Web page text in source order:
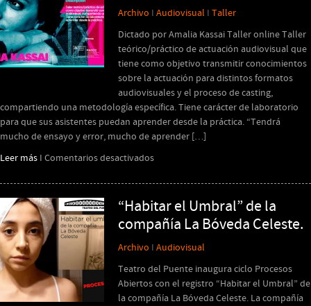
ejercicio
memoria”
Archivo I Audiovisual I Taller
Dictado por Amalia Kassai Taller online Taller
teórico/práctico de actuación audiovisual que
tiene como objetivo transmitir conocimientos
sobre la actuación para distintos formatos
audiovisuales y el proceso de casting,
compartiendo una metodología específica. Tiene carácter de laboratorio
para que sus asistentes puedan aprender desde la práctica. “Tendrá
mucho de ensayo y error, mucho de aprender […]
Leer más I Comentarios desactivadosen
de
práctica
actoral
audiovisual
“Habitar el Umbral” de la
compañía La Bóveda Celeste.
Archivo I Audiovisual
Teatro del Puente inaugura ciclo Procesos
Abiertos con el registro “Habitar el Umbral” de
la compañía La Bóveda Celeste. La compañía